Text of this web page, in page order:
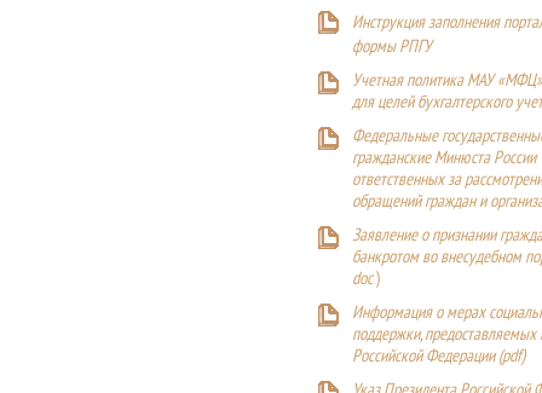
Инструкция заполнения
формы РПГУ
Учетная политика МАУ
для целей бухгалтерского
Федеральные
гражданские Минюста России
ответственных за
обращений граждан и
Заявление о признании
банкротом во внесудебном
doc)
Информация о мерах
поддержки,
Российской Федерации (pdf)